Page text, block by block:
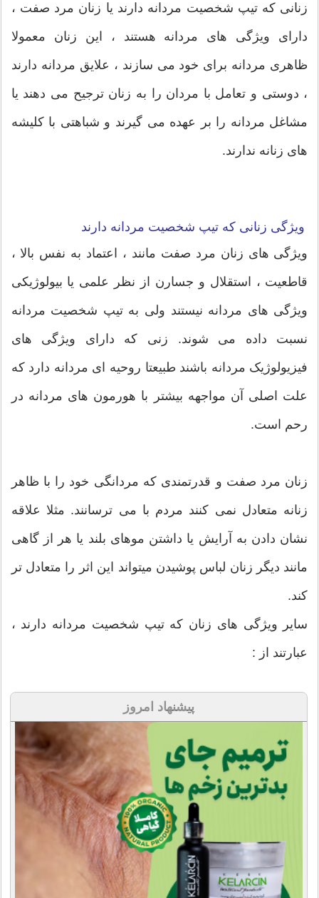
زنانی که تیپ شخصیت مردانه دارند یا زنان مرد صفت ،
دارای ویژگی های مردانه هستند ، این زنان معمولا
ظاهری مردانه برای خود می سازند ، علایق مردانه دارند
، دوستی و تعامل با مردان را به زنان ترجیح می دهند یا
مشاغل مردانه را بر عهده می گیرند و شباهتی با کلیشه
های زنانه ندارند.
ویژگی زنانی که تیپ شخصیت مردانه دارند
ویژگی های زنان مرد صفت مانند ، اعتماد به نفس بالا ،
قاطعیت ، استقلال و جسارن از نظر علمی یا بیولوژیکی
ویژگی های مردانه نیستند ولی به تیپ شخصیت مردانه
نسبت داده می شوند. زنی که دارای ویژگی های
فیزیولوژیک مردانه باشند طبیعتا روحیه ای مردانه دارد که
علت اصلی آن مواجهه بیشتر با هورمون های مردانه در
رحم است.
زنان مرد صفت و قدرتمندی که مردانگی خود را با ظاهر
زنانه متعادل نمی کنند مردم با می ترسانند. مثلا علاقه
نشان دادن به آرایش یا داشتن موهای بلند یا هر از گاهی
مانند دیگر زنان لباس پوشیدن میتواند این اثر را متعادل تر
کند.
سایر ویژگی های زنان که تیپ شخصیت مردانه دارند ،
عبارتند از :
پیشنهاد امروز